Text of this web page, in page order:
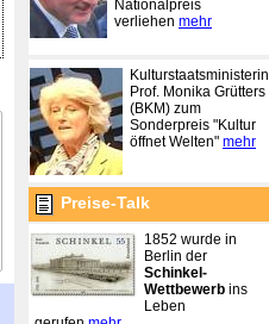
Nationalpreis
verliehen mehr
Kulturstaatsministerin
Prof. Monika Grütters
(BKM) zum
Sonderpreis "Kultur
öffnet Welten" mehr
Preise-Talk
1852 wurde in
Berlin der
Schinkel-
Wettbewerb ins
Leben